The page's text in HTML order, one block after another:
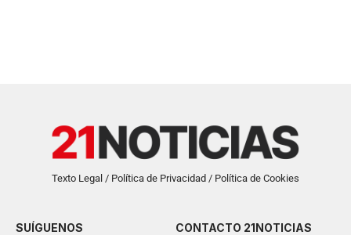
Texto Legal / Política de Privacidad / Política de Cookies
SUÍGUENOS CONTACTO 21NOTICIAS